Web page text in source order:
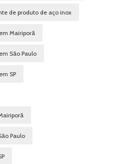
de produto de aço inox
Mairiporã
São Paulo
SP
Paulo